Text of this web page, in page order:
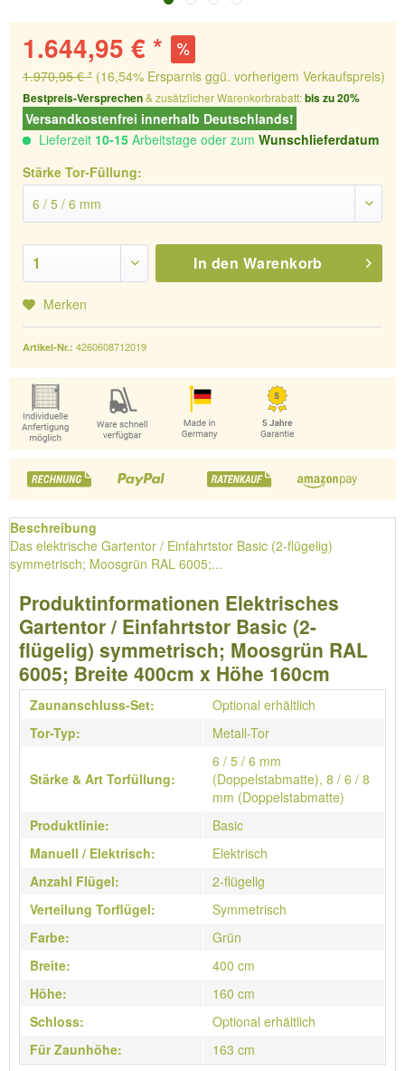
1.644,95 € *
1.970,95 € * (16,54% Ersparnis ggü. vorherigem Verkaufspreis)
Bestpreis-Versprechen& zusätzlicher Warenkorbrabatt:bis zu 20%
Versandkostenfrei innerhalb Deutschlands!
Lieferzeit 10-15 Arbeitstage oder zum Wunschlieferdatum
Stärke Tor-Füllung:
In den Warenkorb
Merken
Artikel-Nr.: 4260608712019
Beschreibung
Das elektrische Gartentor / Einfahrtstor Basic (2-flügelig)
symmetrisch; Moosgrün RAL 6005;...
Produktinformationen Elektrisches
Gartentor / Einfahrtstor Basic (2-
flügelig) symmetrisch; Moosgrün RAL
6005; Breite 400cm x Höhe 160cm
Zaunanschluss-Set:
Optional erhältlich
Tor-Typ:
Metall-Tor
Stärke & Art Torfüllung:
6 / 5 / 6 mm
(Doppelstabmatte), 8 / 6 / 8
mm (Doppelstabmatte)
Produktlinie:
Basic
Manuell / Elektrisch:
Elektrisch
Anzahl Flügel:
2-flügelig
Verteilung Torflügel:
Symmetrisch
Farbe:
Grün
Breite:
400 cm
Höhe:
160 cm
Schloss:
Optional erhältlich
Für Zaunhöhe:
163 cm